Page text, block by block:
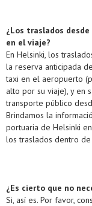
¿Los traslados
en el viaje?
En Helsinki, los
la reserva anticipada
taxi en el aeropuerto
alto por su viaje), y en
transporte público
Brindamos la
portuaria de Helsinki
los traslados dentro
¿Es cierto que no
Si, así es. Por favor,